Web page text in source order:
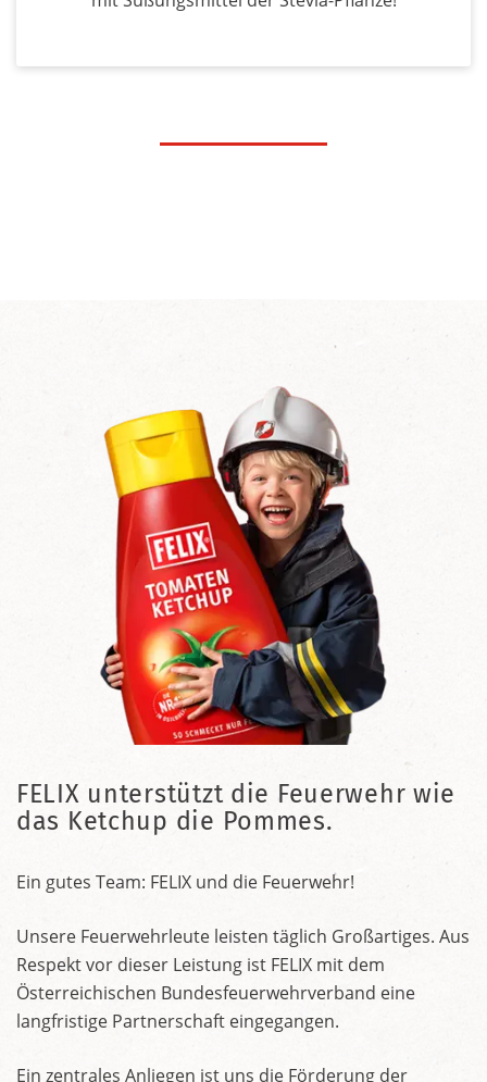
FELIX unterstützt die Feuerwehr wie
das Ketchup die Pommes.
Ein gutes Team: FELIX und die Feuerwehr!
Unsere Feuerwehrleute leisten täglich Großartiges. Aus
Respekt vor dieser Leistung ist FELIX mit dem
Österreichischen Bundesfeuerwehrverband eine
langfristige Partnerschaft eingegangen.
Ein zentrales Anliegen ist uns die Förderung der